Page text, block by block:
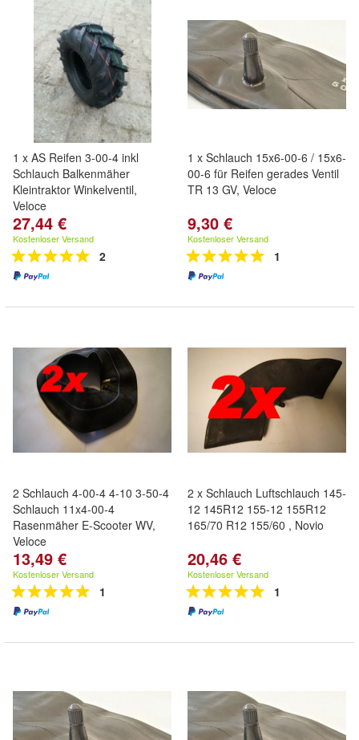
1 x AS Reifen 3-00-4 inkl
Schlauch Balkenmäher
Kleintraktor Winkelventil,
Veloce
27,44 €
Kostenloser Versand
2
1 x Schlauch 15x6-00-6 / 15x6-
00-6 für Reifen gerades Ventil
TR 13 GV, Veloce
9,30 €
Kostenloser Versand
1
2 Schlauch 4-00-4 4-10 3-50-4
Schlauch 11x4-00-4
Rasenmäher E-Scooter WV,
Veloce
13,49 €
Kostenloser Versand
1
2 x Schlauch Luftschlauch 145-
12 145R12 155-12 155R12
165/70 R12 155/60 , Novio
20,46 €
Kostenloser Versand
1